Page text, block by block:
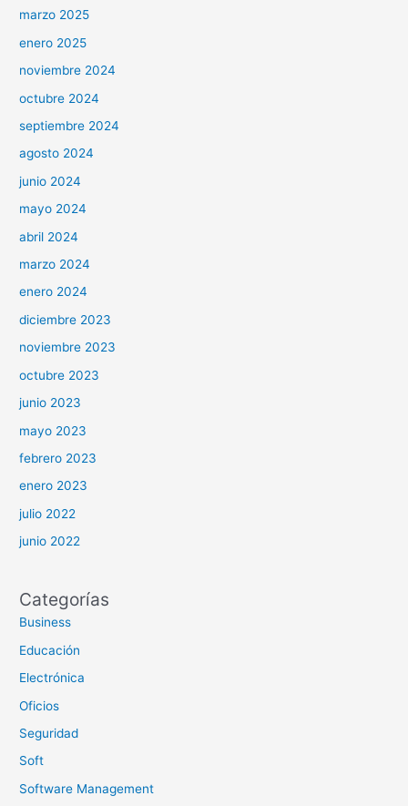
marzo 2025
enero 2025
noviembre 2024
octubre 2024
septiembre 2024
agosto 2024
junio 2024
mayo 2024
abril 2024
marzo 2024
enero 2024
diciembre 2023
noviembre 2023
octubre 2023
junio 2023
mayo 2023
febrero 2023
enero 2023
julio 2022
junio 2022
Categorías
Business
Educación
Electrónica
Oficios
Seguridad
Soft
Software Management